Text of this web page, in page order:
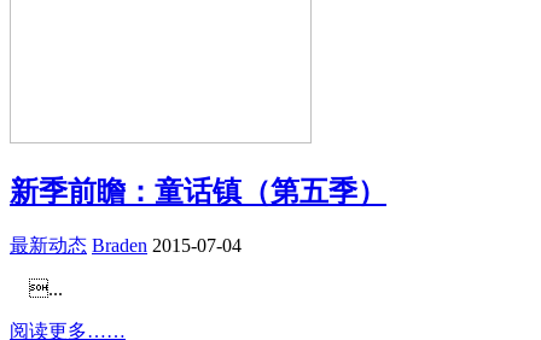
新季前瞻：童话镇（第五季）
最新动态 Braden 2015-07-04
...
阅读更多……